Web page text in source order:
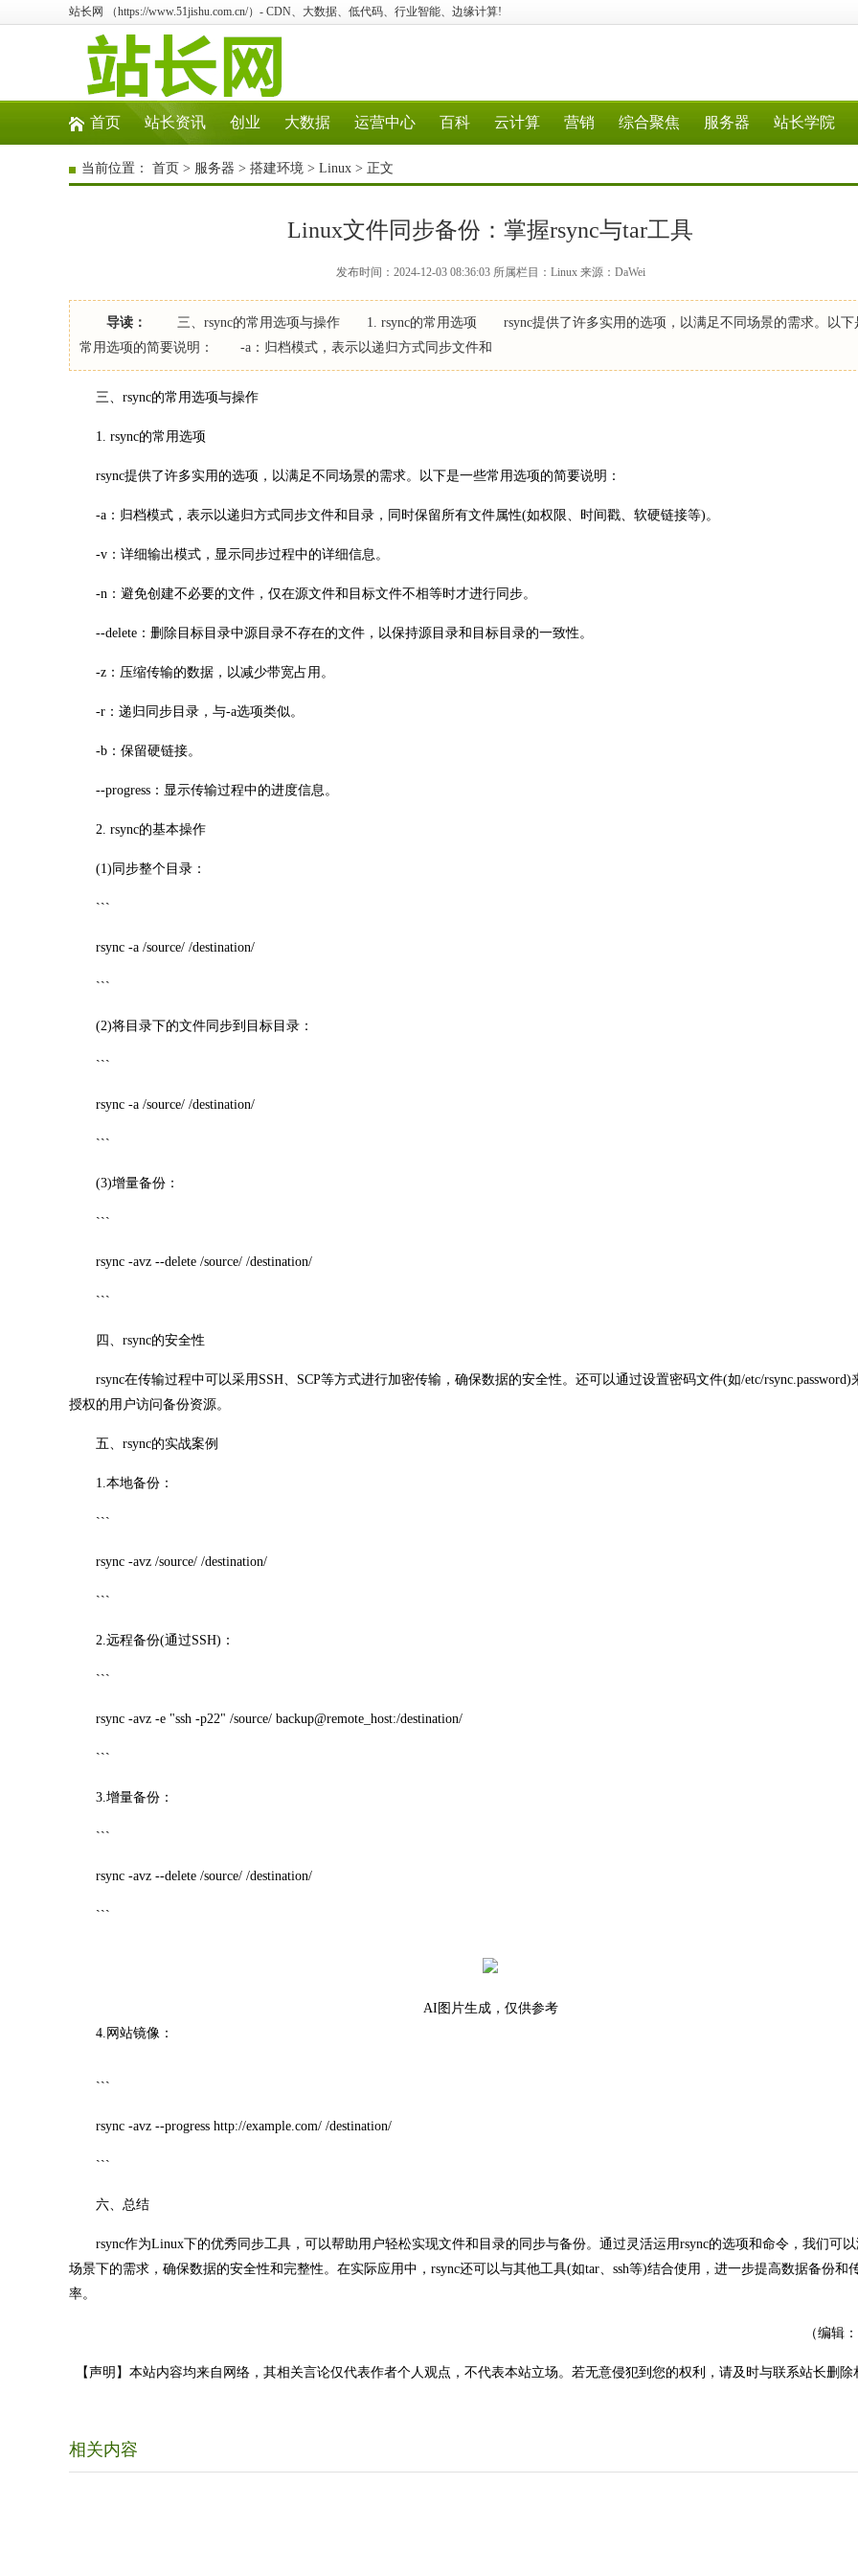
站长网 （https://www.51jishu.com.cn/）- CDN、大数据、低代码、行业智能、边缘计算!
首页 站长资讯 创业 大数据 运营中心 百科 云计算 营销 综合聚焦 服务器 站长学院
当前位置： 首页 > 服务器 > 搭建环境 > Linux > 正文
Linux文件同步备份：掌握rsync与tar工具
发布时间：2024-12-03 08:36:03 所属栏目：Linux 来源：DaWei
导读：
三、rsync的常用选项与操作 1. rsync的常用选项 rsync提供了许多实用的选项，以满足不同场景的需求。以下
常用选项的简要说明： -a：归档模式，表示以递归方式同步文件和
三、rsync的常用选项与操作
1. rsync的常用选项
rsync提供了许多实用的选项，以满足不同场景的需求。以下是一些常用选项的简要说明：
-a：归档模式，表示以递归方式同步文件和目录，同时保留所有文件属性(如权限、时间戳、软硬链接等)。
-v：详细输出模式，显示同步过程中的详细信息。
-n：避免创建不必要的文件，仅在源文件和目标文件不相等时才进行同步。
--delete：删除目标目录中源目录不存在的文件，以保持源目录和目标目录的一致性。
-z：压缩传输的数据，以减少带宽占用。
-r：递归同步目录，与-a选项类似。
-b：保留硬链接。
--progress：显示传输过程中的进度信息。
2. rsync的基本操作
(1)同步整个目录：
```
rsync -a /source/ /destination/
```
(2)将目录下的文件同步到目标目录：
```
rsync -a /source/ /destination/
```
(3)增量备份：
```
rsync -avz --delete /source/ /destination/
```
四、rsync的安全性
rsync在传输过程中可以采用SSH、SCP等方式进行加密传输，确保数据的安全性。还可以通过设置密码文件(如/etc/rsync.password)
授权的用户访问备份资源。
五、rsync的实战案例
1.本地备份：
```
rsync -avz /source/ /destination/
```
2.远程备份(通过SSH)：
```
rsync -avz -e "ssh -p22" /source/ backup@remote_host:/destination/
```
3.增量备份：
```
rsync -avz --delete /source/ /destination/
```
AI图片生成，仅供参考
4.网站镜像：
```
rsync -avz --progress http://example.com/ /destination/
```
六、总结
rsync作为Linux下的优秀同步工具，可以帮助用户轻松实现文件和目录的同步与备份。通过灵活运用rsync的选项和命令，我们可以
场景下的需求，确保数据的安全性和完整性。在实际应用中，rsync还可以与其他工具(如tar、ssh等)结合使用，进一步提高数据备份和
率。
（编辑
【声明】本站内容均来自网络，其相关言论仅代表作者个人观点，不代表本站立场。若无意侵犯到您的权利，请及时与联系站长删除
相关内容